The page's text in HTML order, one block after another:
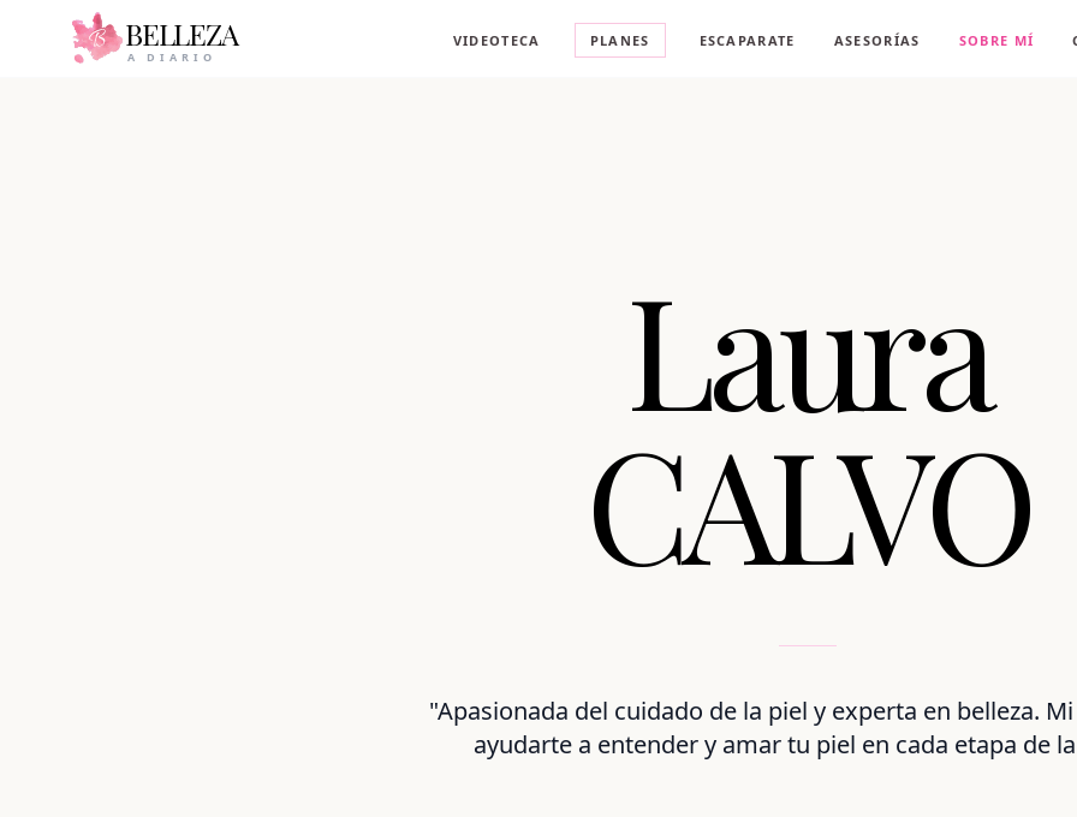
BELLEZA
A DIARIO
VIDEOTECA PLANES ESCAPARATE ASESORÍAS SOBRE MÍ
Laura
CALVO
"Apasionada del cuidado de la piel y experta en belleza.
ayudarte a entender y amar tu piel en cada etapa de